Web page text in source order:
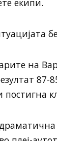
на
постигна